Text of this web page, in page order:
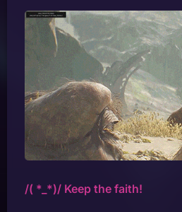
/( *_*)/ Keep the faith!